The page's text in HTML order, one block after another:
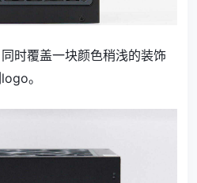
时覆盖一块颜色稍浅的装饰
。